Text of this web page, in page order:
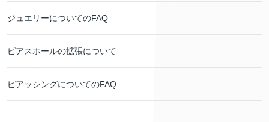
ジュエリーについてのFAQ
ピアスホールの拡張について
ピアッシングについてのFAQ